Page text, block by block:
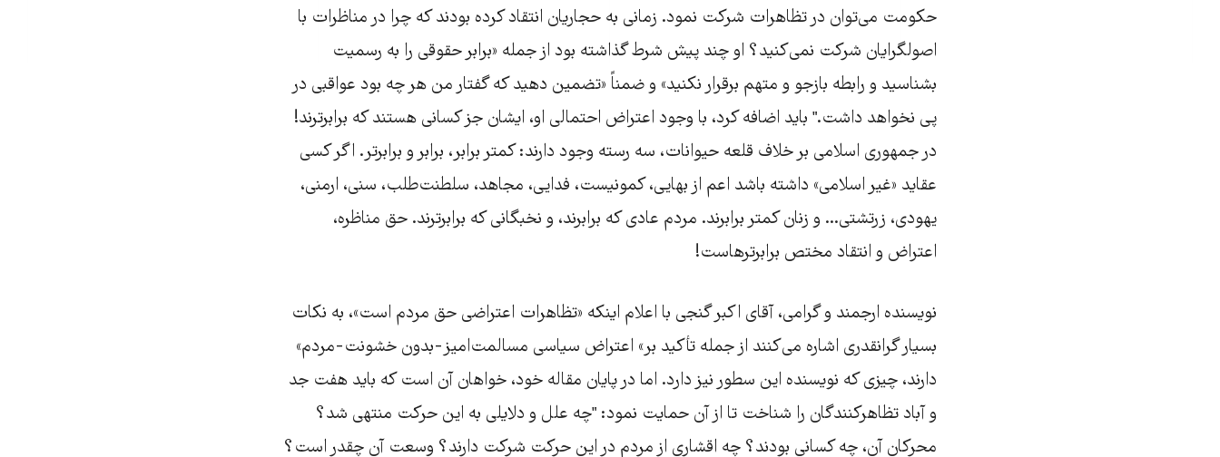
حکومت می‌توان در تظاهرات شرکت نمود. زمانی به حجاریان انتقاد کرده بودند که چرا در مناظرات با
اصولگرایان شرکت نمی‌کنید؟ او چند پیش شرط گذاشته بود از جمله «برابر حقوقی را به رسمیت
بشناسید و رابطه بازجو و متهم برقرار نکنید» و ضمناً «تضمین دهید که گفتار من هر چه بود عواقبی در
پی نخواهد داشت." باید اضافه کرد، با وجود اعتراض احتمالی او، ایشان جز کسانی هستند که برابرترند!
در جمهوری اسلامی بر خلاف قلعه حیوانات، سه رسته وجود دارند: کمتر برابر، برابر و برابرتر. اگر کسی
عقاید «غیر اسلامی» داشته باشد اعم از بهایی، کمونیست، فدایی، مجاهد، سلطنت‌طلب، سنی، ارمنی،
یهودی، زرتشتی... و زنان کمتر برابرند. مردم عادی که برابرند، و نخبگانی که برابرترند. حق مناظره،
اعتراض و انتقاد مختص برابرترهاست!
نویسنده ارجمند و گرامی، آقای اکبر گنجی با اعلام اینکه «تظاهرات اعتراضی حق مردم است»، به نکات
بسیار گرانقدری اشاره می‌کنند از جمله تأکید بر» اعتراض سیاسی مسالمت‌امیز-بدون خشونت-مردم»
دارند، چیزی که نویسنده این سطور نیز دارد. اما در پایان مقاله خود، خواهان آن است که باید هفت جد
و آباد تظاهرکنندگان را شناخت تا از آن حمایت نمود: "چه علل و دلایلی به این حرکت منتهی شد؟
محرکان آن، چه کسانی بودند؟ چه اقشاری از مردم در این حرکت شرکت دارند؟ وسعت آن چقدر است؟